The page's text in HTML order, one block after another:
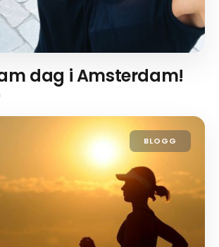
dag i Amsterdam!
BLOGG